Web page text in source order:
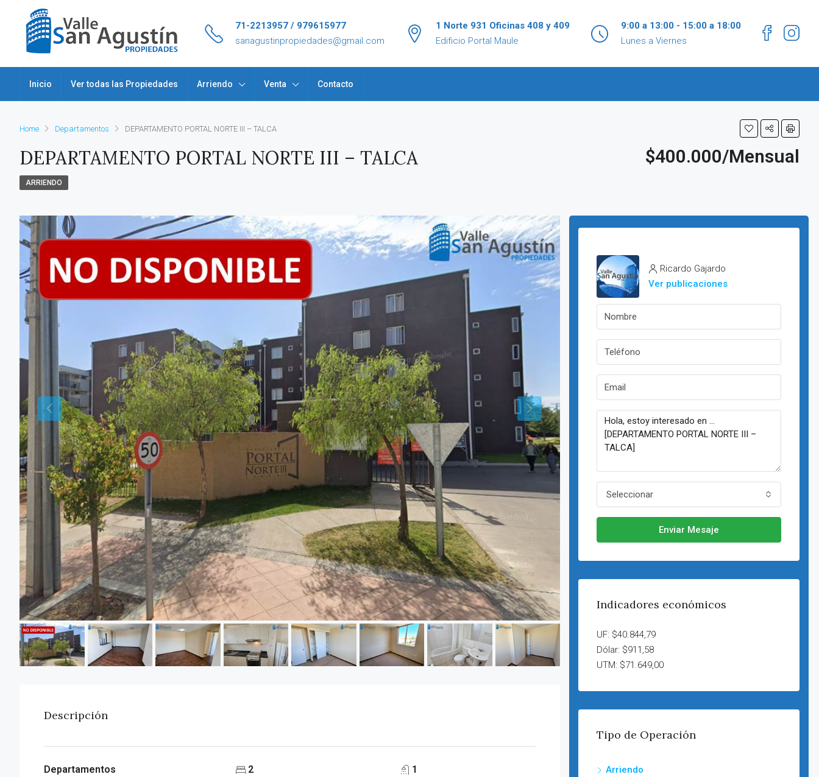
71-2213957 / 979615977
sanagustinpropiedades@gmail.com
1 Norte 931 Oficinas 408 y 409
Edificio Portal Maule
9:00 a 13:00 - 15:00 a 18:00
Lunes a Viernes
Inicio Ver todas las Propiedades Arriendo Venta Contacto
Home Departamentos DEPARTAMENTO PORTAL NORTE III – TALCA
DEPARTAMENTO PORTAL NORTE III – TALCA $400.000/Mensual
ARRIENDO
Descripción
Departamentos 2 1
Ricardo Gajardo
Ver publicaciones
Seleccionar
Enviar Mesaje
Indicadores económicos
UF: $40.844,79
Dólar: $911,58
UTM: $71.649,00
Tipo de Operación
Arriendo